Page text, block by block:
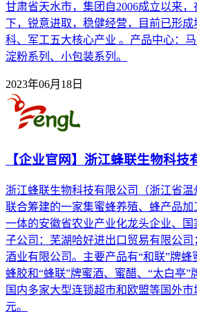
甘肃省天水市，集团自2006成立以来
下，锐意进取，稳健经营，目前已形
科、军工五大核心产业 。产品中心：
淀粉系列、小包装系列。
2023年06月18日
【企业官网】浙江蜂联生物科技
浙江蜂联生物科技有限公司（浙江省
联合筹建的一家集蜜蜂养殖、蜂产品
一体的安徽省农业产业化龙头企业、
子公司：芜湖哈好进出口贸易有限公
酒业有限公司。主要产品有“和联”牌蜂
蜂胶和“蜂联”牌蜜酒、蜜醋、“太白亭”
国内多家大型连锁超市和欧盟等国外
元。